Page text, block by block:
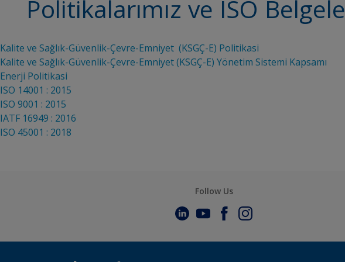
Politikalarımız ve ISO
Kalite ve Sağlık-Güvenlik-Çevre-Emniyet (KSGÇ-E) Politikasi
Kalite ve Sağlık-Güvenlik-Çevre-Emniyet (KSGÇ-E) Yönetim Sistemi Kapsamı
Enerji Politikasi
ISO 14001 : 2015
ISO 9001 : 2015
IATF 16949 : 2016
ISO 45001 : 2018
Follow Us